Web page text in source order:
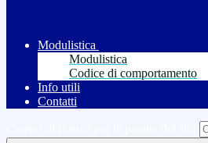
Modulistica
Modulistica
Codice di comportamento
Info utili
Contatti